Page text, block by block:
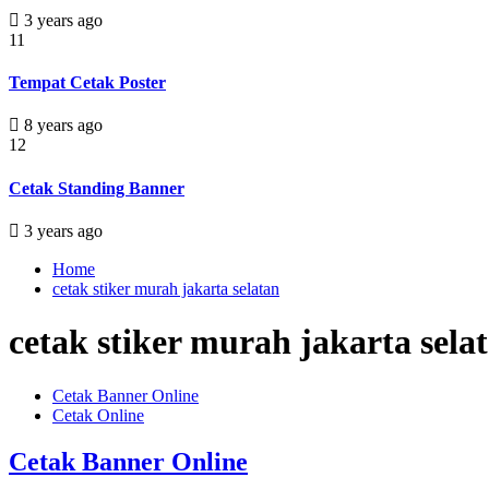
3 years ago
11
Tempat Cetak Poster
8 years ago
12
Cetak Standing Banner
3 years ago
Home
cetak stiker murah jakarta selatan
cetak stiker murah jakarta
Cetak Banner Online
Cetak Online
Cetak Banner Online